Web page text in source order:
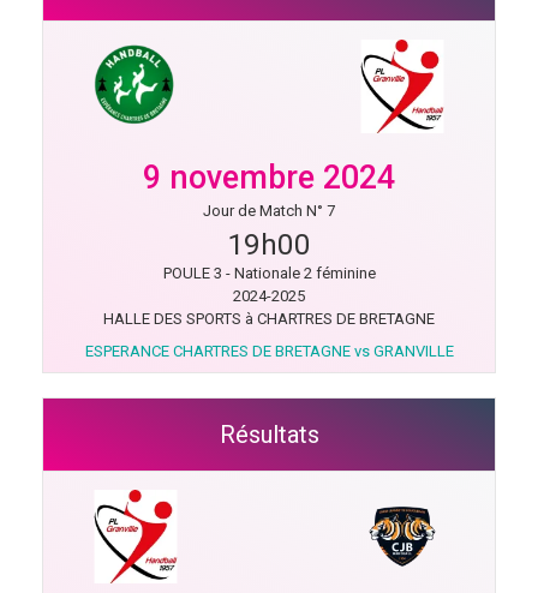
9 novembre 2024
Jour de Match N° 7
19h00
POULE 3 - Nationale 2 féminine
2024-2025
HALLE DES SPORTS à CHARTRES DE BRETAGNE
ESPERANCE CHARTRES DE BRETAGNE vs GRANVILLE
Résultats